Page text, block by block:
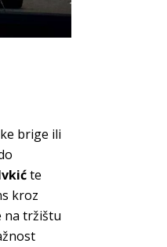
brige ili
te
kroz
na tržištu